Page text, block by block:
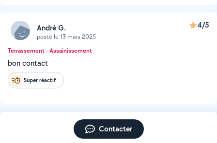
André G.
posté le 13 mars 2025
4/5
Terrassement - Assainissement
bon contact
Super réactif
Contacter